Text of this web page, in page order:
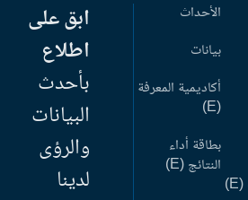
الأحداث
بيانات
أكاديمية المعرفة
بطاقة أداء
النتائج (E)
ابق على
اطلاع
بأحدث
البيانات
والرؤى
لدينا